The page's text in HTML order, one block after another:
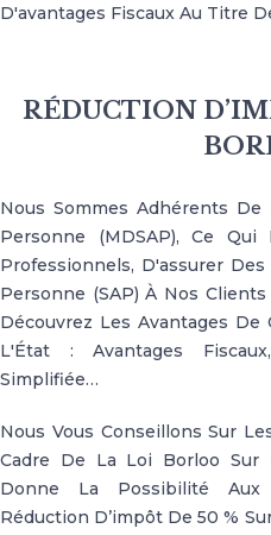
D'avantages Fiscaux Au Titre
RÉDUCTION
Nous Sommes Adhérents
Personne (MDSAP), Ce
Professionnels, D'assurer
Personne (SAP) À Nos
Découvrez Les Avantages
L'État : Avantages
Simplifiée…
Nous Vous Conseillons Sur
Cadre De La Loi Borloo Sur
Donne La Possibilité Aux
Réduction D’impôt De 50 %